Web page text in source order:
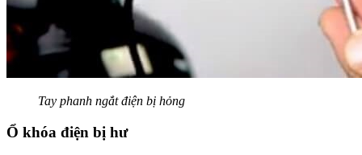
Tay phanh ngắt điện bị hỏng
Ổ khóa điện bị hư